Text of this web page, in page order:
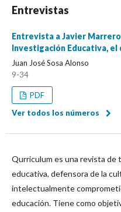
Entrevistas
Entrevista a Javier
Investigación Educativa,
Juan José Sosa Alonso
9-34
PDF
Ver todos los números
Qurriculum es una revista de
educativa, defensora de la
intelectualmente
educación. Tiene como